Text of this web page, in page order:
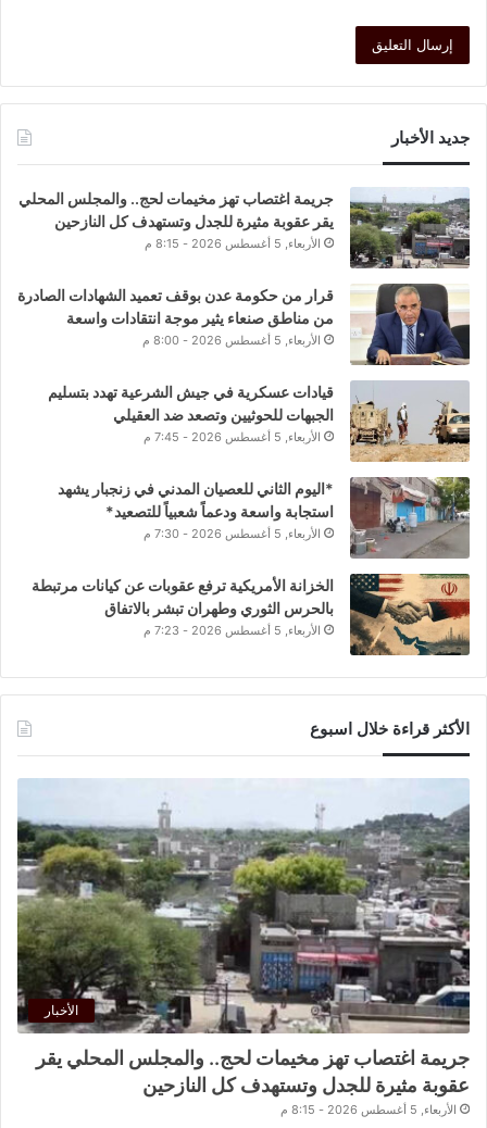
جديد الأخبار
جريمة اغتصاب تهز مخيمات لحج.. والمجلس المحلي
يقر عقوبة مثيرة للجدل وتستهدف كل النازحين
الأربعاء, 5 أغسطس 2026 - 8:15 م
قرار من حكومة عدن بوقف تعميد الشهادات الصادرة
من مناطق صنعاء يثير موجة انتقادات واسعة
الأربعاء, 5 أغسطس 2026 - 8:00 م
قيادات عسكرية في جيش الشرعية تهدد بتسليم
الجبهات للحوثيين وتصعد ضد العقيلي
الأربعاء, 5 أغسطس 2026 - 7:45 م
*اليوم الثاني للعصيان المدني في زنجبار يشهد
استجابة واسعة ودعماً شعبياً للتصعيد*
الأربعاء, 5 أغسطس 2026 - 7:30 م
الخزانة الأمريكية ترفع عقوبات عن كيانات مرتبطة
بالحرس الثوري وطهران تبشر بالاتفاق
الأربعاء, 5 أغسطس 2026 - 7:23 م
الأكثر قراءة خلال اسبوع
الأخبار
جريمة اغتصاب تهز مخيمات لحج.. والمجلس المحلي يقر
عقوبة مثيرة للجدل وتستهدف كل النازحين
الأربعاء, 5 أغسطس 2026 - 8:15 م